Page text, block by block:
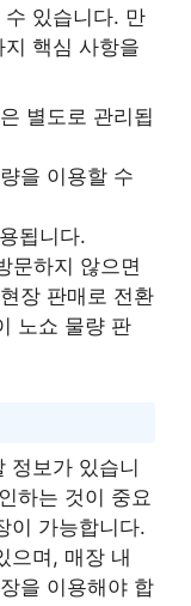
있습니다. 만
핵심 사항을
별도로 관리됩
을 이용할 수
됩니다.
문하지 않으면
장 판매로 전환
노쇼 물량 판
정보가 있습니
하는 것이 중요
이 가능합니다.
으며, 매장 내
을 이용해야 합